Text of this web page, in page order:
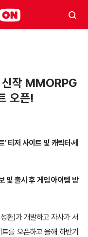
작 MMORPG
오픈!
티저 사이트 및 캐릭터∙세
및 출시 후 게임 아이템 받
환)가 개발하고 자사가 서
를 오픈하고 올해 하반기